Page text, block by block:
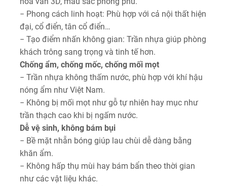
− Phong cách linh hoạt: Phù hợp với cả nội thất hiện
đại, cổ điển, tân cổ điển…
− Tạo điểm nhấn không gian: Trần nhựa giúp phòng
khách trông sang trọng và tinh tế hơn.
Chống ẩm, chống mốc, chống mối mọt
− Trần nhựa không thấm nước, phù hợp với khí hậu
nóng ẩm như Việt Nam.
− Không bị mối mọt như gỗ tự nhiên hay mục như
trần thạch cao khi bị ngấm nước.
Dễ vệ sinh, không bám bụi
− Bề mặt nhẵn bóng giúp lau chùi dễ dàng bằng
khăn ẩm.
− Không hấp thụ mùi hay bám bẩn theo thời gian
như các vật liệu khác.